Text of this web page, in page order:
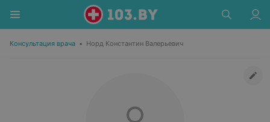
Консультация врача • Норд Константин Валерьевич